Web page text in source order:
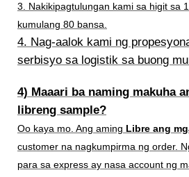
3. Nakikipagtulungan kami sa higit sa
kumulang 80 bansa.
4. Nag-aalok kami ng
serbisyo sa logistik sa buong
4) Maaari ba naming makuha
libreng sample?
Oo kaya mo. Ang aming Libre ang
customer na nagkumpirma ng order.
para sa express ay nasa account ng